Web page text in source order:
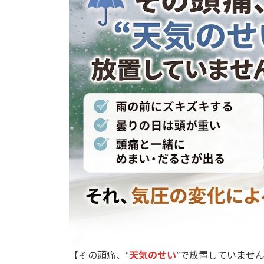
:
【その頭痛、“天気のせい”で放置していませ